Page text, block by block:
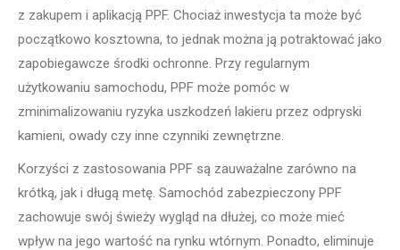
z zakupem i aplikacją PPF. Chociaż inwestycja ta może być
początkowo kosztowna, to jednak można ją potraktować jako
zapobiegawcze środki ochronne. Przy regularnym
użytkowaniu samochodu, PPF może pomóc w
zminimalizowaniu ryzyka uszkodzeń lakieru przez odpryski
kamieni, owady czy inne czynniki zewnętrzne.
Korzyści z zastosowania PPF są zauważalne zarówno na
krótką, jak i długą metę. Samochód zabezpieczony PPF
zachowuje swój świeży wygląd na dłużej, co może mieć
wpływ na jego wartość na rynku wtórnym. Ponadto, eliminuje